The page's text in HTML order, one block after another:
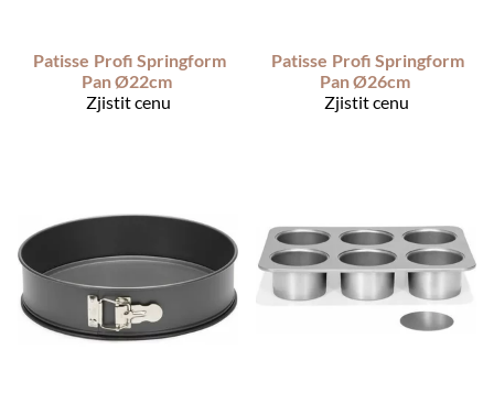
Patisse Profi Springform
Pan Ø22cm
Zjistit cenu
Patisse Profi Springform
Pan Ø26cm
Zjistit cenu